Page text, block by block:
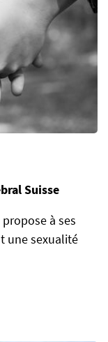
Suisse
à ses
une sexualité